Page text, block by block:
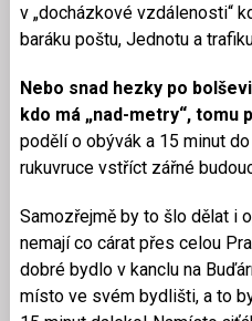
v „docházkové vzdálenosti“
baráku poštu, Jednotu a
Nebo snad hezky po
kdo má „nad-metry“, tomu
podělí o obývák a 15 minut
rukuvruce vstříct zářné
Samozřejmě by to šlo dělat i
nemají co cárat přes celou
dobré bydlo v kanclu na
místo ve svém bydlišti, a to